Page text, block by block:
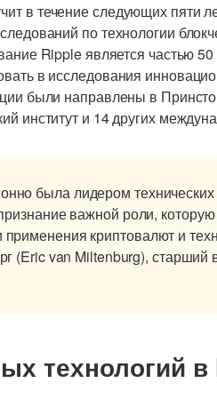
в течение следующих пяти
по технологии
Ripple является частью
в исследования
были направлены в
институт и 14 других
была лидером
важной роли,
криптовалют и
(Eric van Miltenburg), старший
технологий в